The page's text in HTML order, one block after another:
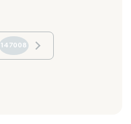
147008